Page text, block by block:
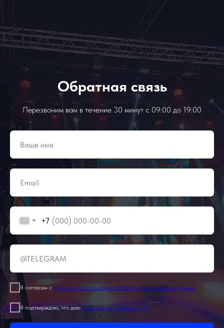
Обратная связь
Перезвоним вам в течение 30 минут с 09:00 до 19:00
+7
Я согласен с политикой в отношении обработки персональных данных
Я подтверждаю, что даю согласие на обработку ПД